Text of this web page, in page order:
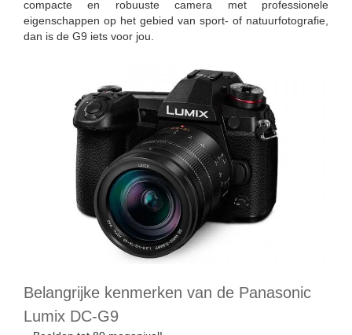
compacte en robuuste camera met professionele
eigenschappen op het gebied van sport- of natuurfotografie,
dan is de G9 iets voor jou.
Belangrijke kenmerken van de Panasonic
Lumix DC-G9